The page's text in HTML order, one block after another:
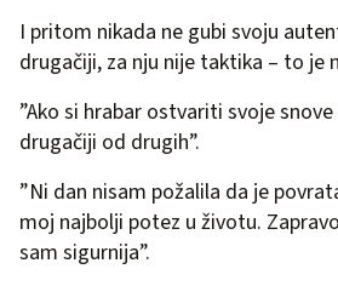
I pritom nikada ne gubi svoju
drugačiji, za nju nije taktika – to je
”Ako si hrabar ostvariti svoje
drugačiji od drugih”.
”Ni dan nisam požalila da je
moj najbolji potez u životu.
sam sigurnija”.